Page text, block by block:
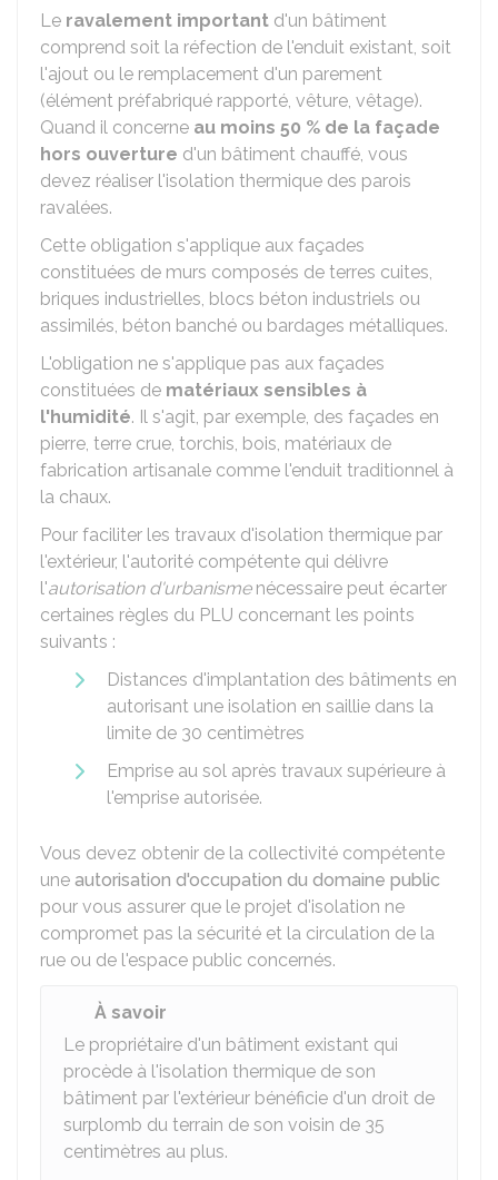
Le ravalement important d'un bâtiment
comprend soit la réfection de l'enduit existant, soit
l'ajout ou le remplacement d'un parement
(élément préfabriqué rapporté, vêture, vêtage).
Quand il concerne au moins 50 % de la façade
hors ouverture d'un bâtiment chauffé, vous
devez réaliser l'isolation thermique des parois
ravalées.
Cette obligation s'applique aux façades
constituées de murs composés de terres cuites,
briques industrielles, blocs béton industriels ou
assimilés, béton banché ou bardages métalliques.
L'obligation ne s'applique pas aux façades
constituées de matériaux sensibles à
l'humidité. Il s'agit, par exemple, des façades en
pierre, terre crue, torchis, bois, matériaux de
fabrication artisanale comme l'enduit traditionnel à
la chaux.
Pour faciliter les travaux d'isolation thermique par
l'extérieur, l'autorité compétente qui délivre
l'autorisation d'urbanismenécessaire peut écarter
certaines règles du PLU concernant les points
suivants :
Distances d'implantation des bâtiments en
autorisant une isolation en saillie dans la
limite de 30 centimètres
Emprise au sol après travaux supérieure à
l'emprise autorisée.
Vous devez obtenir de la collectivité compétente
une autorisation d'occupation du domaine public
pour vous assurer que le projet d'isolation ne
compromet pas la sécurité et la circulation de la
rue ou de l'espace public concernés.
À savoir
Le propriétaire d'un bâtiment existant qui
procède à l'isolation thermique de son
bâtiment par l'extérieur bénéficie d'un droit de
surplomb du terrain de son voisin de 35
centimètres au plus.